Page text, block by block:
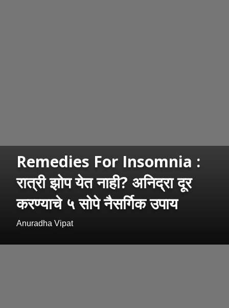
Remedies For Insomnia :
रात्री झोप येत नाही? अनिद्रा दूर
करण्याचे ५ सोपे नैसर्गिक उपाय
Anuradha Vipat